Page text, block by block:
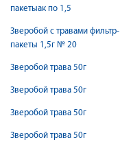
пакетыак по 1,5
Зверобой с травами фильтр-
пакеты 1,5г № 20
Зверобой трава 50г
Зверобой трава 50г
Зверобой трава 50г
Зверобой трава 50г